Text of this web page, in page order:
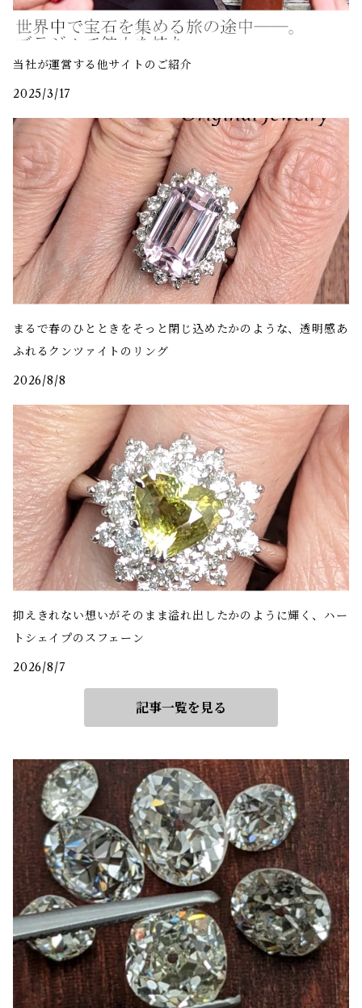
当社が運営する他サイトのご紹介
2025/3/17
まるで春のひとときをそっと閉じ込めたかのような、透明感あ
ふれるクンツァイトのリング
2026/8/8
抑えきれない想いがそのまま溢れ出したかのように輝く、ハー
トシェイプのスフェーン
2026/8/7
記事一覧を見る